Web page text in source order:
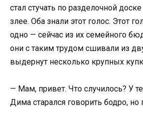
стал стучать по разделочной
злее. Оба знали этот голос. Этот
одно — сейчас из их семейного
они с таким трудом сшивали из
выдернут несколько крупных
— Мам, привет. Что случилось? У
Дима старался говорить бодро, но